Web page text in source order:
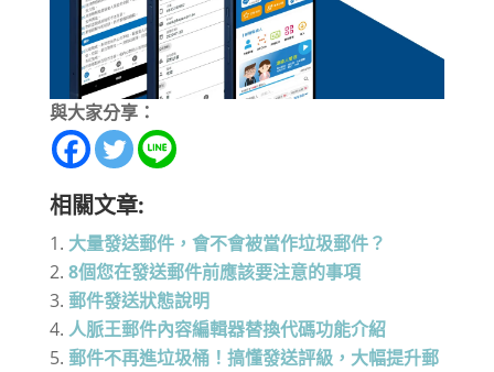
與大家分享：
相關文章:
大量發送郵件，會不會被當作垃圾郵件？
8個您在發送郵件前應該要注意的事項
郵件發送狀態說明
人脈王郵件內容編輯器替換代碼功能介紹
郵件不再進垃圾桶！搞懂發送評級，大幅提升郵